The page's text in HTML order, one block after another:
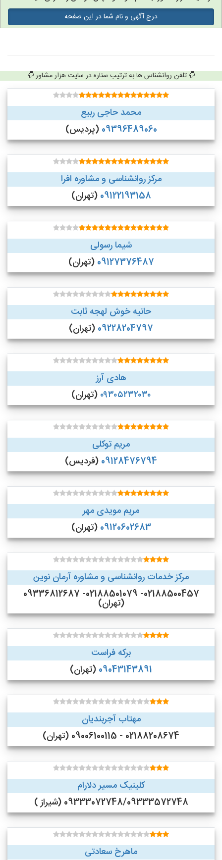
درج آگهی و نام شما در این صفحه
تلفن روانشناس ها به ترتیب ستاره در سایت هزار مشاور
محمد حاجی ربیع
09396489060 (پردیس)
مرکز روانشناسی و مشاوره افرا
09122193158 (تهران)
شیما رسولی
09127376487 (تهران)
حانیه خوش لهجه ثابت
09228204797 (تهران)
هادی آرز
۰۹۳۰۵۲۳۲۰۳۰ (تهران)
مریم توکلی
09128476794 (فردیس)
مریم مویدی مهر
09120602683 (تهران)
مرکز خدمات روانشناسی و مشاوره آرمان نوین
02188500457- 02188501079- 09336812687
(تهران)
برکه فراست
09043143891 (تهران)
مهتاب آجربندیان
02188208674 - 09006100115 (تهران)
کلینیک مسیر دلارام
09333072748/09333572748 (شیراز )
ماهرخ سعادتی